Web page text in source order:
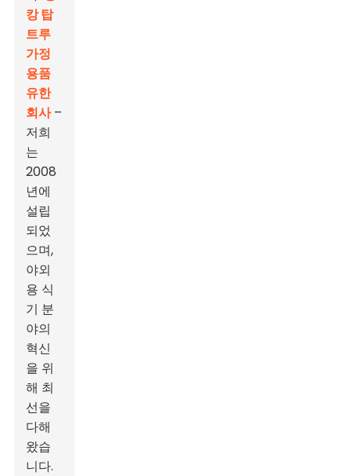
캉 탑
트루
가정
용품
유한
회사–
저희
는
2008
년에
설립
되었
으며,
야외
용 식
기 분
야의
혁신
을 위
해 최
선을
다해
왔습
니다.